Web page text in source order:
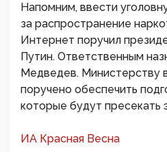
Напомним, ввести
за распространение
Интернет поручил
Путин. Ответственным
Медведев. Министерству
поручено обеспечить
которые будут пресекать
ИА Красная Весна